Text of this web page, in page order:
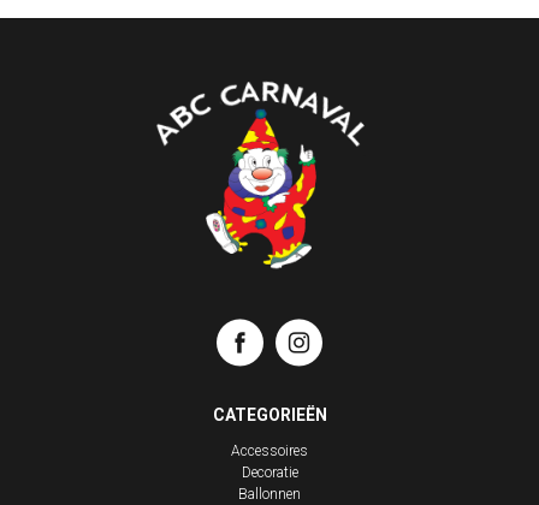
CATEGORIEËN
Accessoires
Decoratie
Ballonnen